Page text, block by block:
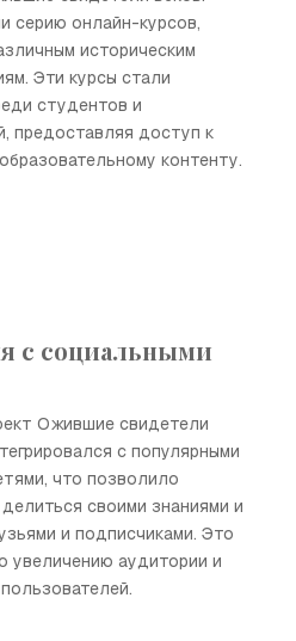
серию онлайн-курсов,
историческим
Эти курсы стали
студентов и
предоставляя доступ к
контенту.
с социальными
Ожившие свидетели
с популярными
что позволило
своими знаниями и
и подписчиками. Это
увеличению аудитории и